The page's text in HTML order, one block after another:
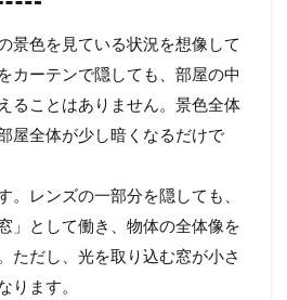
景色を見ている状況を想像して
カーテンで隠しても、部屋の中
ることはありません。景色全体
屋全体が少し暗くなるだけで
。レンズの一部分を隠しても、
」として働き、物体の全体像を
ただし、光を取り込む窓が小さ
ります。